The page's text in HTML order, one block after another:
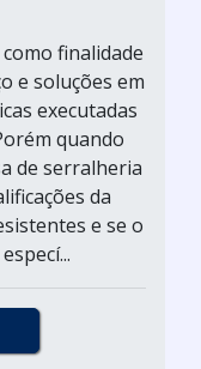
finalidade
e soluções em
executadas
quando
de serralheria
da
e se o